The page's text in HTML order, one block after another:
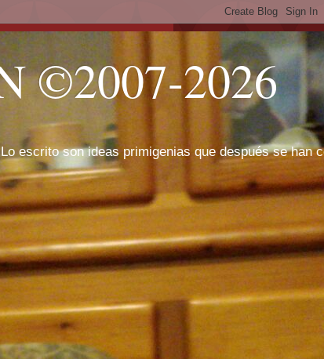
©2007-2026
escrito son ideas primigenias que después se han